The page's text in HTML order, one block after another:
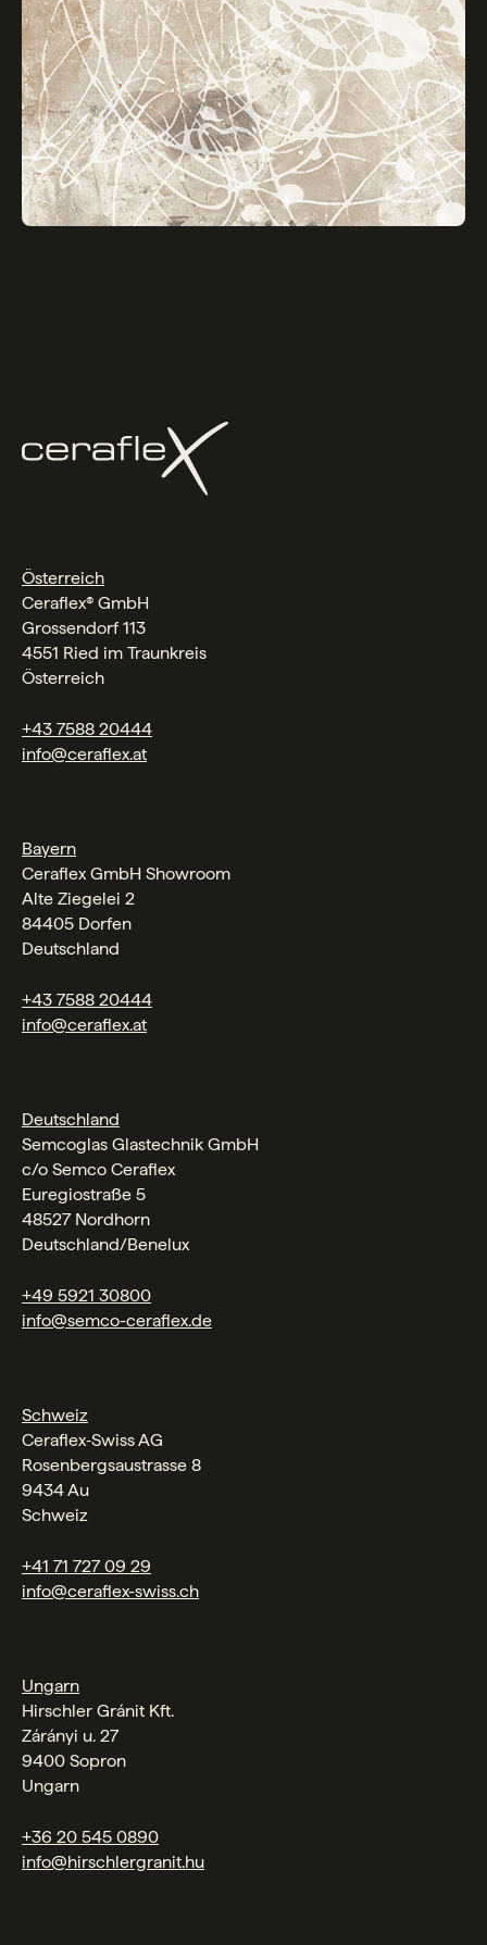
Österreich
Ceraflex® GmbH
Grossendorf 113
4551 Ried im Traunkreis
Österreich
+43 7588 20444
info@ceraflex.at
Bayern
Ceraflex GmbH Showroom
Alte Ziegelei 2
84405 Dorfen
Deutschland
+43 7588 20444
info@ceraflex.at
Deutschland
Semcoglas Glastechnik GmbH
c/o Semco Ceraflex
Euregiostraße 5
48527 Nordhorn
Deutschland/Benelux
+49 5921 30800
info@semco-ceraflex.de
Schweiz
Ceraflex‑Swiss AG
Rosenbergsaustrasse 8
9434 Au
Schweiz
+41 71 727 09 29
info@ceraflex-swiss.ch
Ungarn
Hirschler Gránit Kft.
Zárányi u. 27
9400 Sopron
Ungarn
+36 20 545 0890
info@hirschlergranit.hu